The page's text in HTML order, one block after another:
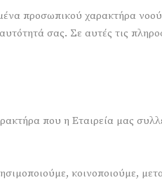
προσωπικού χαρακτήρα
σας. Σε αυτές τις
που η Εταιρεία μας
κοινοποιούμε,